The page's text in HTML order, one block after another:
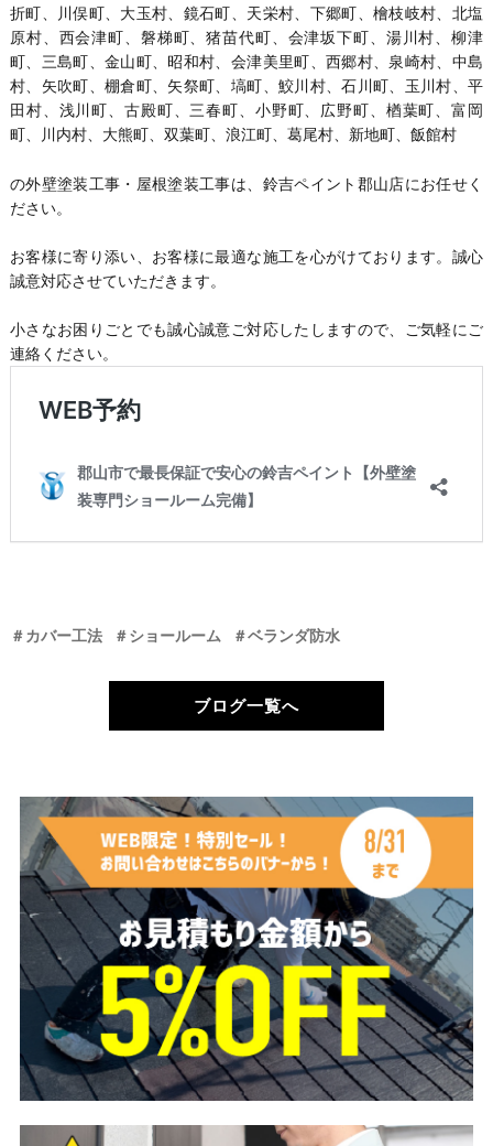
折町、川俣町、大玉村、鏡石町、天栄村、下郷町、檜枝岐村、北塩
原村、西会津町、磐梯町、猪苗代町、会津坂下町、湯川村、柳津
町、三島町、金山町、昭和村、会津美里町、西郷村、泉崎村、中島
村、矢吹町、棚倉町、矢祭町、塙町、鮫川村、石川町、玉川村、平
田村、浅川町、古殿町、三春町、小野町、広野町、楢葉町、富岡
町、川内村、大熊町、双葉町、浪江町、葛尾村、新地町、飯館村
の外壁塗装工事・屋根塗装工事は、鈴吉ペイント郡山店にお任せく
ださい。
お客様に寄り添い、お客様に最適な施工を心がけております。誠心
誠意対応させていただきます。
小さなお困りごとでも誠心誠意ご対応したしますので、ご気軽にご
連絡ください。
＃カバー工法 ＃ショールーム ＃ベランダ防水
ブログ一覧へ